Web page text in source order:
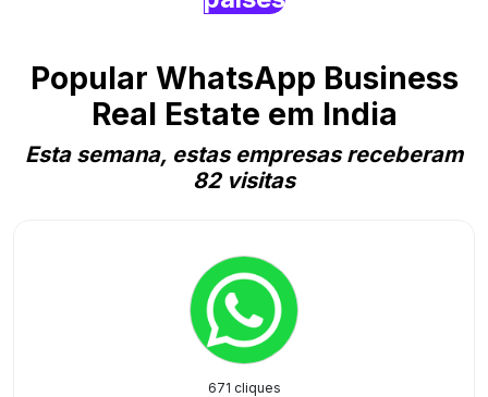
Popular WhatsApp Business
Real Estate em India
Esta semana, estas empresas receberam
82 visitas
671 cliques